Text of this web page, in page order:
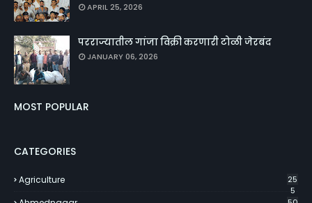
APRIL 25, 2026
परराज्यातील गांजा विक्री करणारी टोळी जेरबंद
JANUARY 06, 2026
MOST POPULAR
CATEGORIES
Agriculture
25
5